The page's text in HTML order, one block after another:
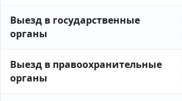
Выезд в государственные
органы
Выезд в правоохранительные
органы